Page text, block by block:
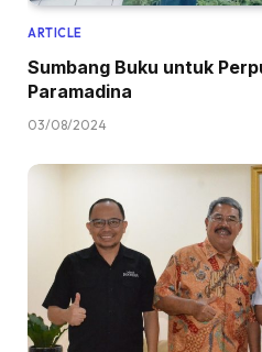
ARTICLE
Sumbang Buku untuk
Paramadina
03/08/2024